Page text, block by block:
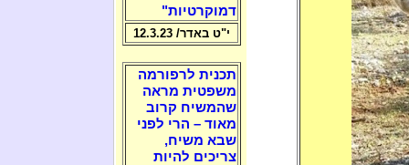
דמוקרטיות"
י"ט באדר/ 12.3.23
תכנית לרפורמה
משפטית מראה
שהמשיח קרוב
מאוד – הרי לפני
שבא משיח,
צריכים להיות